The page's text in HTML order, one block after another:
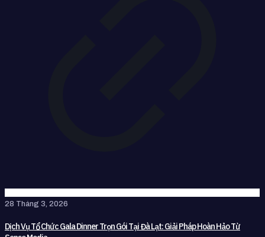
28 Tháng 3, 2026
Dịch Vụ Tổ Chức Gala Dinner Trọn Gói Tại Đà Lạt: Giải Pháp Hoàn Hảo Từ